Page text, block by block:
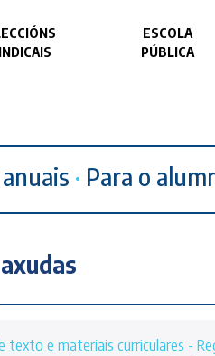
ESCOLA
PÚBLICA
· Para o
texto e materiais curriculares -